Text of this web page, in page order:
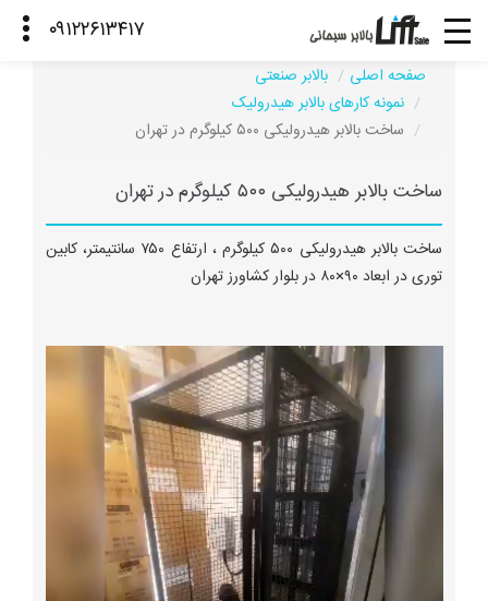
صفحه اصلی
بالابر صنعتی
نمونه کارهای بالابر هیدرولیک
ساخت بالابر هیدرولیکی ۵۰۰ کیلوگرم در تهران
ساخت بالابر هیدرولیکی ۵۰۰ کیلوگرم در تهران
ساخت بالابر هیدرولیکی ۵۰۰ کیلوگرم ، ارتفاع ۷۵۰ سانتیمتر، کابین
توری در ابعاد ۹۰×۸۰ در بلوار کشاورز تهران